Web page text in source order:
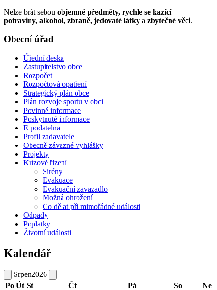
Nelze brát sebou objemné předměty, rychle se kazící
potraviny, alkohol, zbraně, jedovaté látky a zbytečné věci.
Obecní úřad
Úřední deska
Zastupitelstvo obce
Rozpočet
Rozpočtová opatření
Strategický plán obce
Plán rozvoje sportu v obci
Povinné informace
Poskytnuté informace
E-podatelna
Profil zadavatele
Obecně závazné vyhlášky
Projekty
Krizové řízení
Sirény
Evakuace
Evakuační zavazadlo
Možná ohrožení
Co dělat při mimořádné události
Odpady
Poplatky
Životní události
Kalendář
Srpen2026
Po Út St Čt Pá So
Ne